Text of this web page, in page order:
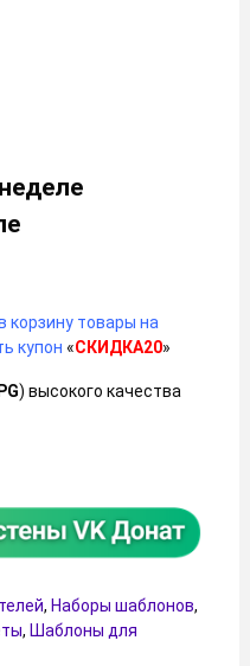
корзину товары на
купон «СКИДКА20»
) высокого качества
к неделе
, Наборы шаблонов,
, Шаблоны для